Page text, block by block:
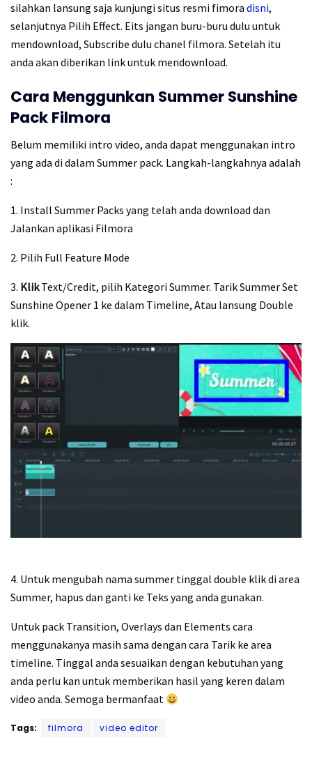
silahkan lansung saja kunjungi situs resmi fimora disni,
selanjutnya Pilih Effect. Eits jangan buru-buru dulu untuk
mendownload, Subscribe dulu chanel filmora. Setelah itu
anda akan diberikan link untuk mendownload.
Cara Menggunkan Summer Sunshine
Pack Filmora
Belum memiliki intro video, anda dapat menggunakan intro
yang ada di dalam Summer pack. Langkah-langkahnya adalah
:
1. Install Summer Packs yang telah anda download dan
Jalankan aplikasi Filmora
2. Pilih Full Feature Mode
3. KlikText/Credit, pilih Kategori Summer. Tarik Summer Set
Sunshine Opener 1 ke dalam Timeline, Atau lansung Double
klik.
4. Untuk mengubah nama summer tinggal double klik di area
Summer, hapus dan ganti ke Teks yang anda gunakan.
Untuk pack Transition, Overlays dan Elements cara
menggunakanya masih sama dengan cara Tarik ke area
timeline. Tinggal anda sesuaikan dengan kebutuhan yang
anda perlu kan untuk memberikan hasil yang keren dalam
video anda. Semoga bermanfaat
Tags: filmora video editor